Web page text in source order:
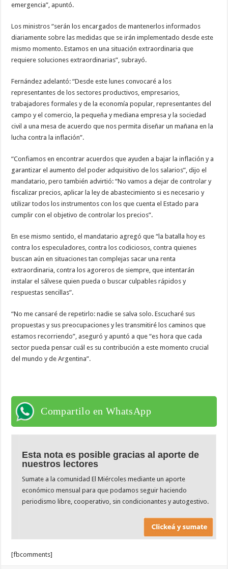
emergencia”, apuntó.
Los ministros “serán los encargados de mantenerlos informados
diariamente sobre las medidas que se irán implementado desde este
mismo momento. Estamos en una situación extraordinaria que
requiere soluciones extraordinarias”, subrayó.
Fernández adelantó: “Desde este lunes convocaré a los
representantes de los sectores productivos, empresarios,
trabajadores formales y de la economía popular, representantes del
campo y el comercio, la pequeña y mediana empresa y la sociedad
civil a una mesa de acuerdo que nos permita diseñar un mañana en la
lucha contra la inflación”.
“Confiamos en encontrar acuerdos que ayuden a bajar la inflación y a
garantizar el aumento del poder adquisitivo de los salarios”, dijo el
mandatario, pero también advirtió: “No vamos a dejar de controlar y
fiscalizar precios, aplicar la ley de abastecimiento si es necesario y
utilizar todos los instrumentos con los que cuenta el Estado para
cumplir con el objetivo de controlar los precios”.
En ese mismo sentido, el mandatario agregó que “la batalla hoy es
contra los especuladores, contra los codiciosos, contra quienes
buscan aún en situaciones tan complejas sacar una renta
extraordinaria, contra los agoreros de siempre, que intentarán
instalar el sálvese quien pueda o buscar culpables rápidos y
respuestas sencillas”.
“No me cansaré de repetirlo: nadie se salva solo. Escucharé sus
propuestas y sus preocupaciones y les transmitiré los caminos que
estamos recorriendo”, aseguró y apuntó a que “es hora que cada
sector pueda pensar cuál es su contribución a este momento crucial
del mundo y de Argentina”.
Compartilo en WhatsApp
Esta nota es posible gracias al aporte de
nuestros lectores
Sumate a la comunidad El Miércoles mediante un aporte
económico mensual para que podamos seguir haciendo
periodismo libre, cooperativo, sin condicionantes y autogestivo.
[fbcomments]